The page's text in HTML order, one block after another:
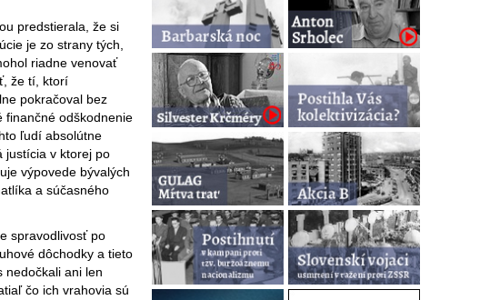
predstierala, že si
je zo strany tých,
riadne venovať
že tí, ktorí
pokračoval bez
finančné odškodnenie
ľudí absolútne
justícia v ktorej po
výpovede bývalých
a súčasného
spravodlivosť po
dôchodky a tieto
nedočkali ani len
čo ich vrahovia sú